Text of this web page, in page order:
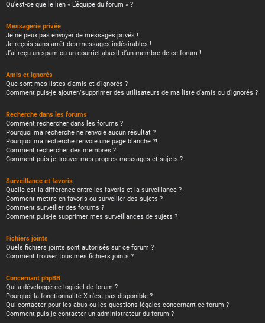
Qu’est-ce que le lien « L’équipe du forum » ?
Messagerie privée
Je ne peux pas envoyer de messages privés !
Je reçois sans arrêt des messages indésirables !
J’ai reçu un spam ou un courriel abusif d’un membre de ce forum !
Amis et ignorés
Que sont mes listes d’amis et d’ignorés ?
Comment puis-je ajouter/supprimer des utilisateurs de ma liste d’amis ou d’ignorés ?
Recherche dans les forums
Comment rechercher dans les forums ?
Pourquoi ma recherche ne renvoie aucun résultat ?
Pourquoi ma recherche renvoie une page blanche ?!
Comment rechercher des membres ?
Comment puis-je trouver mes propres messages et sujets ?
Surveillance et favoris
Quelle est la différence entre les favoris et la surveillance ?
Comment mettre en favoris ou surveiller des sujets ?
Comment surveiller des forums ?
Comment puis-je supprimer mes surveillances de sujets ?
Fichiers joints
Quels fichiers joints sont autorisés sur ce forum ?
Comment trouver tous mes fichiers joints ?
Concernant phpBB
Qui a développé ce logiciel de forum ?
Pourquoi la fonctionnalité X n’est pas disponible ?
Qui contacter pour les abus ou les questions légales concernant ce forum ?
Comment puis-je contacter un administrateur du forum ?